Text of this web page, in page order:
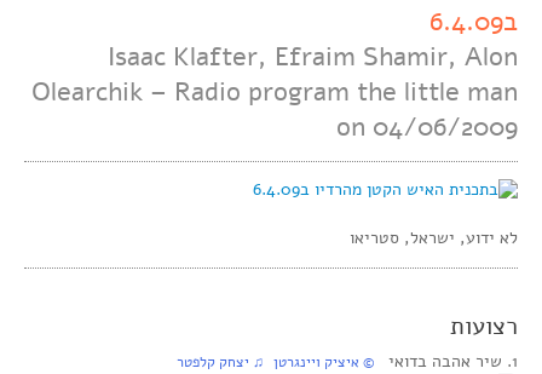
ב6.4.09
Isaac Klafter, Efraim Shamir, Alon
Olearchik – Radio program the little man
on 04/06/2009
לא ידוע, ישראל, סטריאו
רצועות
1. שיר אהבה בדואי © איציק ויינגרטן ♫ יצחק קלפטר